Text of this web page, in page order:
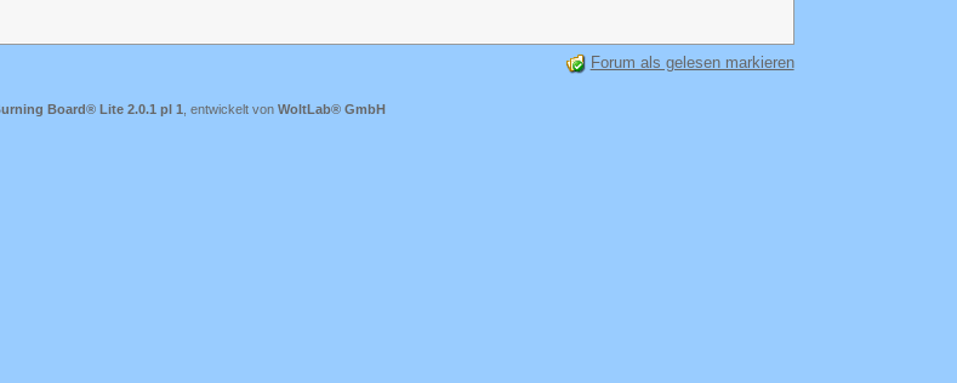
Forum als gelesen markieren
Board® Lite 2.0.1 pl 1 , entwickelt von WoltLab® GmbH